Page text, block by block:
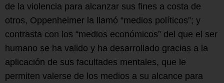
de la violencia para alcanzar sus fines a costa de
otros, Oppenheimer la llamó “medios políticos”; y
contrasta con los “medios económicos” del que el ser
humano se ha valido y ha desarrollado gracias a la
aplicación de sus facultades mentales, que le
permiten valerse de los medios a su alcance para